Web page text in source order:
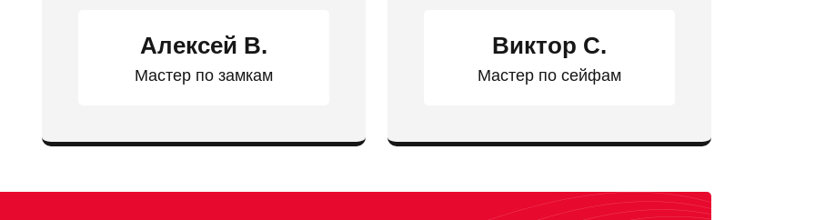
Алексей В.
Мастер по замкам
Виктор С.
Мастер по сейфам